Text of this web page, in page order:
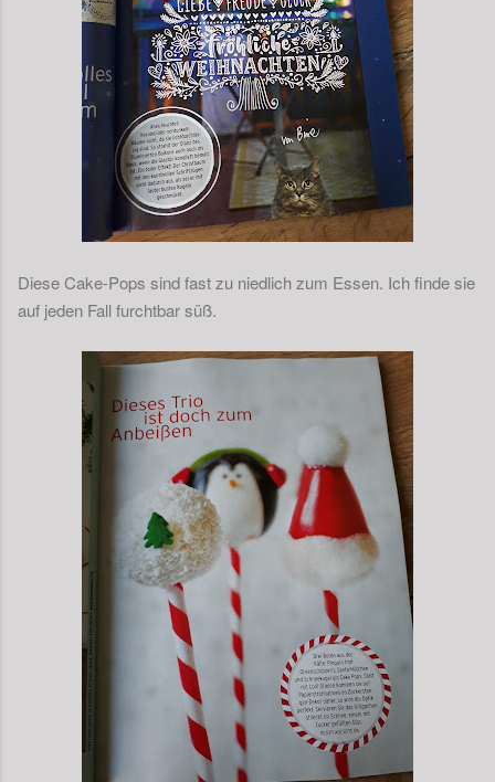
Diese Cake-Pops sind fast zu niedlich zum Essen. Ich finde sie
auf jeden Fall furchtbar süß.